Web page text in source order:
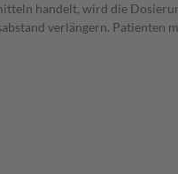
handelt, wird die
verlängern.